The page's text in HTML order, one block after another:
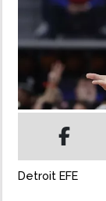
DEPORTES
MUNDO
INSÓLITAS
MULTIMEDIA
Detroit EFE